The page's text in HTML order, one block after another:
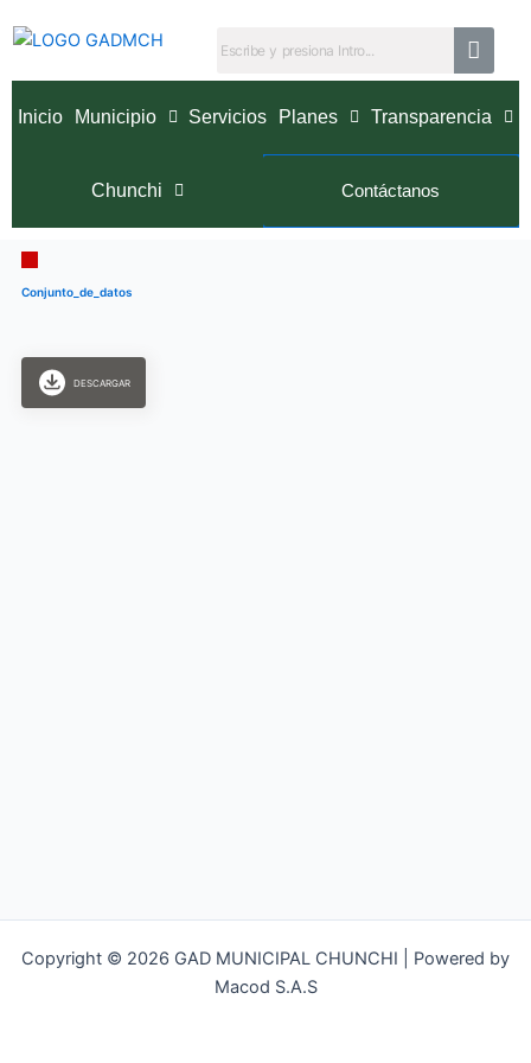
Inicio Municipio Servicios Planes Transparencia
Chunchi Contáctanos
Conjunto_de_datos
DESCARGAR
Copyright © 2026 GAD MUNICIPAL CHUNCHI | Powered by
Macod S.A.S